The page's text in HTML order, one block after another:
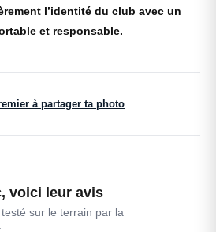
l’identité du club avec un
et responsable.
à partager ta photo
voici leur avis
sur le terrain par la